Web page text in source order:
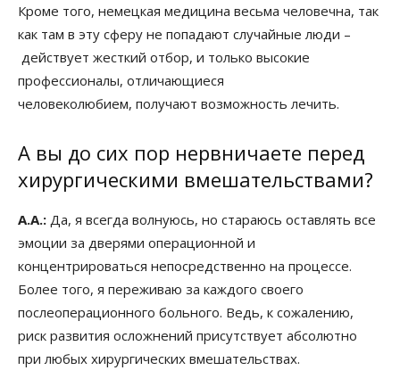
Кроме того, немецкая медицина весьма человечна, так
как там в эту сферу не попадают случайные люди –
действует жесткий отбор, и только высокие
профессионалы, отличающиеся
человеколюбием, получают возможность лечить.
А вы до сих пор нервничаете перед
хирургическими вмешательствами?
А.А.: Да, я всегда волнуюсь, но стараюсь оставлять все
эмоции за дверями операционной и
концентрироваться непосредственно на процессе.
Более того, я переживаю за каждого своего
послеоперационного больного. Ведь, к сожалению,
риск развития осложнений присутствует абсолютно
при любых хирургических вмешательствах.